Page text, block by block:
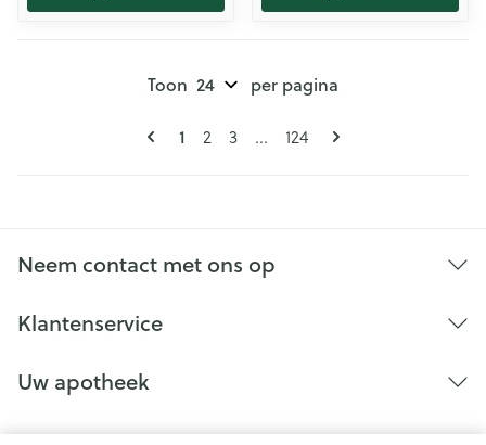
Pagina's
U lees momenteel pagina
1 Pagina
2 Pagina
3 ... Pagina
124
Toon per pagina
Neem contact met ons op
Klantenservice
Uw apotheek